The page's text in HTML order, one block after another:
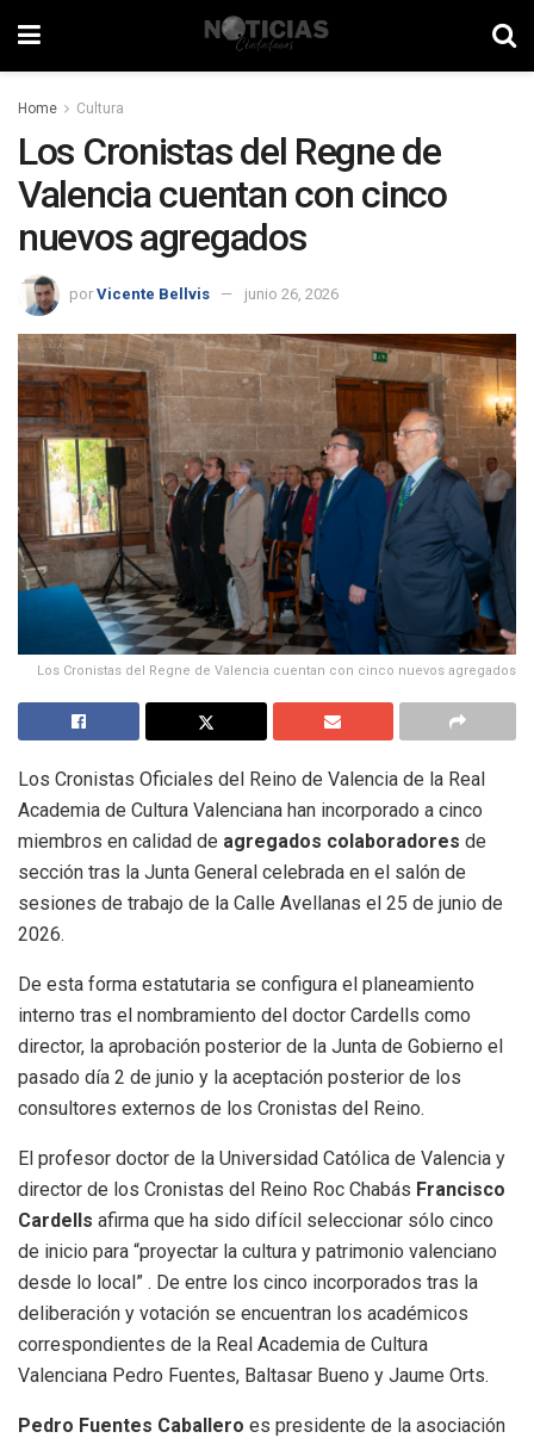
Home Cultura
Los Cronistas del Regne de
Valencia cuentan con cinco
nuevos agregados
por Vicente Bellvis junio 26, 2026
Los Cronistas del Regne de Valencia cuentan con cinco nuevos agregados
Los Cronistas Oficiales del Reino de Valencia de la Real
Academia de Cultura Valenciana han incorporado a cinco
miembros en calidad de agregados colaboradores de
sección tras la Junta General celebrada en el salón de
sesiones de trabajo de la Calle Avellanas el 25 de junio de
2026.
De esta forma estatutaria se configura el planeamiento
interno tras el nombramiento del doctor Cardells como
director, la aprobación posterior de la Junta de Gobierno el
pasado día 2 de junio y la aceptación posterior de los
consultores externos de los Cronistas del Reino.
El profesor doctor de la Universidad Católica de Valencia y
director de los Cronistas del Reino Roc Chabás Francisco
Cardells afirma que ha sido difícil seleccionar sólo cinco
de inicio para “proyectar la cultura y patrimonio valenciano
desde lo local” . De entre los cinco incorporados tras la
deliberación y votación se encuentran los académicos
correspondientes de la Real Academia de Cultura
Valenciana Pedro Fuentes, Baltasar Bueno y Jaume Orts.
Pedro Fuentes Caballero es presidente de la asociación